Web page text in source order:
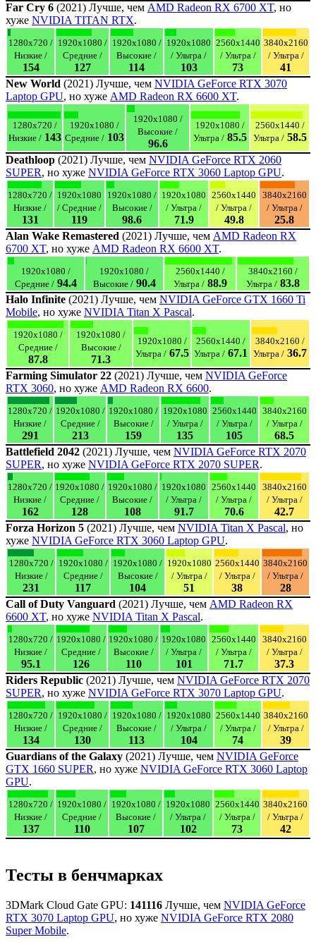
Far Cry 6 (2021) Лучше, чем AMD Radeon RX 6700 XT, но
хуже NVIDIA TITAN RTX.
1280x720 /
Низкие /
154
1920x1080 /
Средние /
127
1920x1080 /
Высокие /
114
1920x1080
/ Ультра /
103
2560x1440
/ Ультра /
73
3840x2160
/ Ультра /
41
New World (2021) Лучше, чем NVIDIA GeForce RTX 3070
Laptop GPU, но хуже AMD Radeon RX 6600 XT.
1280x720 /
Низкие / 143
1920x1080 /
Средние / 103
1920x1080 /
Высокие /
96.6
1920x1080 /
Ультра / 85.5
2560x1440 /
Ультра / 58.5
Deathloop (2021) Лучше, чем NVIDIA GeForce RTX 2060
SUPER, но хуже NVIDIA GeForce RTX 3060 Laptop GPU.
1280x720 /
Низкие /
131
1920x1080
/ Средние /
119
1920x1080 /
Высокие /
98.6
1920x1080
/ Ультра /
71.9
2560x1440
/ Ультра /
49.8
3840x2160
/ Ультра /
25.8
Alan Wake Remastered (2021) Лучше, чем AMD Radeon RX
6700 XT, но хуже AMD Radeon RX 6600 XT.
1920x1080 /
Средние / 94.4
1920x1080 /
Высокие / 90.4
2560x1440 /
Ультра / 88.9
3840x2160 /
Ультра / 83.8
Halo Infinite (2021) Лучше, чем NVIDIA GeForce GTX 1660 Ti
Mobile, но хуже NVIDIA Titan X Pascal.
1920x1080 /
Средние /
87.8
1920x1080 /
Высокие /
71.3
1920x1080 /
Ультра / 67.5
2560x1440 /
Ультра / 67.1
3840x2160 /
Ультра / 36.7
Farming Simulator 22 (2021) Лучше, чем NVIDIA GeForce
RTX 3060, но хуже AMD Radeon RX 6600.
1280x720 /
Низкие /
291
1920x1080 /
Средние /
213
1920x1080 /
Высокие /
159
1920x1080
/ Ультра /
135
2560x1440
/ Ультра /
105
3840x2160
/ Ультра /
68.5
Battlefield 2042 (2021) Лучше, чем NVIDIA GeForce RTX 2070
SUPER, но хуже NVIDIA GeForce RTX 2070 SUPER.
1280x720 /
Низкие /
162
1920x1080 /
Средние /
128
1920x1080 /
Высокие /
108
1920x1080
/ Ультра /
91.7
2560x1440
/ Ультра /
70.6
3840x2160
/ Ультра /
42.7
Forza Horizon 5 (2021) Лучше, чем NVIDIA Titan X Pascal, но
хуже NVIDIA GeForce RTX 3060 Laptop GPU.
1280x720 /
Низкие /
231
1920x1080 /
Средние /
117
1920x1080 /
Высокие /
104
1920x1080
/ Ультра /
51
2560x1440
/ Ультра /
38
3840x2160
/ Ультра /
28
Call of Duty Vanguard (2021) Лучше, чем AMD Radeon RX
6600 XT, но хуже NVIDIA Titan X Pascal.
1280x720 /
Низкие /
95.1
1920x1080 /
Средние /
126
1920x1080 /
Высокие /
110
1920x1080
/ Ультра /
101
2560x1440
/ Ультра /
71.7
3840x2160
/ Ультра /
37.3
Riders Republic (2021) Лучше, чем NVIDIA GeForce RTX 2070
SUPER, но хуже NVIDIA GeForce RTX 3070 Laptop GPU.
1280x720 /
Низкие /
134
1920x1080 /
Средние /
130
1920x1080 /
Высокие /
113
1920x1080
/ Ультра /
104
2560x1440
/ Ультра /
74
3840x2160
/ Ультра /
39
Guardians of the Galaxy (2021) Лучше, чем NVIDIA GeForce
GTX 1660 SUPER, но хуже NVIDIA GeForce RTX 3060 Laptop
GPU.
1280x720 /
Низкие /
137
1920x1080 /
Средние /
110
1920x1080 /
Высокие /
107
1920x1080
/ Ультра /
102
2560x1440
/ Ультра /
73
3840x2160
/ Ультра /
42
Тесты в бенчмарках
3DMark Cloud Gate GPU: 141116 Лучше, чем NVIDIA GeForce
RTX 3070 Laptop GPU, но хуже NVIDIA GeForce RTX 2080
Super Mobile.